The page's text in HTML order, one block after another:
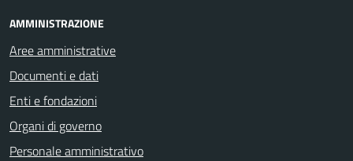
AMMINISTRAZIONE
Aree amministrative
Documenti e dati
Enti e fondazioni
Organi di governo
Personale amministrativo